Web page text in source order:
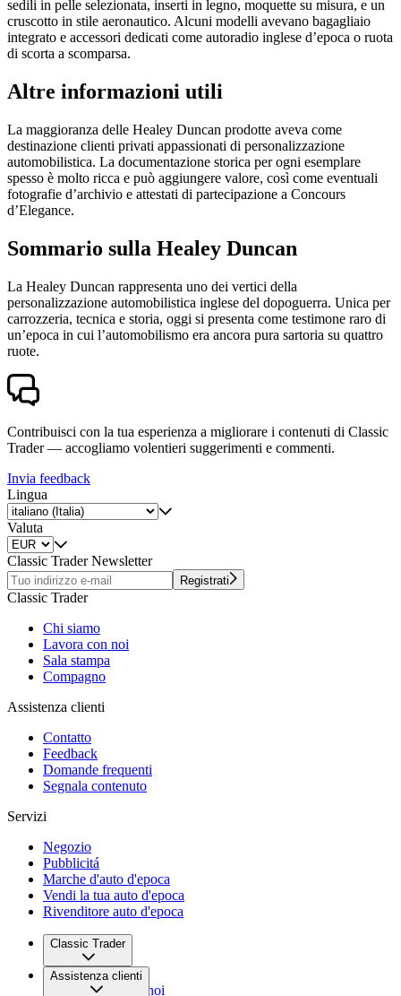
sedili in pelle selezionata, inserti in legno, moquette su misura, e un
cruscotto in stile aeronautico. Alcuni modelli avevano bagagliaio
integrato e accessori dedicati come autoradio inglese d’epoca o ruota
di scorta a scomparsa.
Altre informazioni utili
La maggioranza delle Healey Duncan prodotte aveva come
destinazione clienti privati appassionati di personalizzazione
automobilistica. La documentazione storica per ogni esemplare
spesso è molto ricca e può aggiungere valore, così come eventuali
fotografie d’archivio e attestati di partecipazione a Concours
d’Elegance.
Sommario sulla Healey Duncan
La Healey Duncan rappresenta uno dei vertici della
personalizzazione automobilistica inglese del dopoguerra. Unica per
carrozzeria, tecnica e storia, oggi si presenta come testimone raro di
un’epoca in cui l’automobilismo era ancora pura sartoria su quattro
ruote.
Contribuisci con la tua esperienza a migliorare i contenuti di Classic
Trader — accogliamo volentieri suggerimenti e commenti.
Invia feedback
Lingua
Valuta
Classic Trader Newsletter
Registrati
Classic Trader
Chi siamo
Lavora con noi
Sala stampa
Compagno
Assistenza clienti
Contatto
Feedback
Domande frequenti
Segnala contenuto
Servizi
Negozio
Pubblicitá
Marche d'auto d'epoca
Vendi la tua auto d'epoca
Rivenditore auto d'epoca
Classic Trader
Chi siamo
Lavora con noi
Assistenza clienti